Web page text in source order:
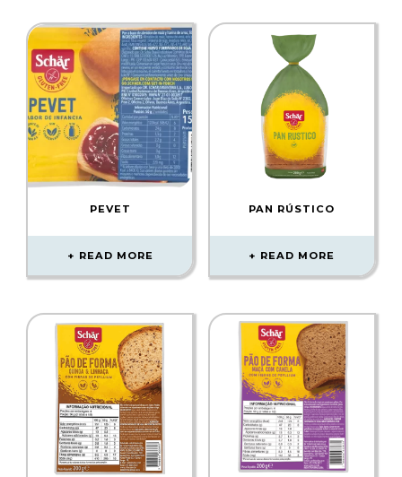
PEVET
READ MORE
PAN RÚSTICO
READ MORE